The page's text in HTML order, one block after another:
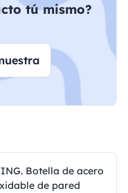
tú mismo?
Botella de acero
de pared